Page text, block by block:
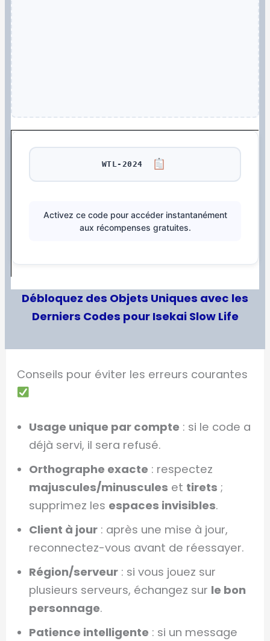
WTL-2024
Activez ce code pour accéder instantanément
aux récompenses gratuites.
Débloquez des Objets Uniques avec les
Derniers Codes pour Isekai Slow Life
Conseils pour éviter les erreurs courantes
Usage unique par compte : si le code a
déjà servi, il sera refusé.
Orthographe exacte : respectez
majuscules/minuscules et tirets ;
supprimez les espaces invisibles.
Client à jour : après une mise à jour,
reconnectez-vous avant de réessayer.
Région/serveur : si vous jouez sur
plusieurs serveurs, échangez sur le bon
personnage.
Patience intelligente : si un message